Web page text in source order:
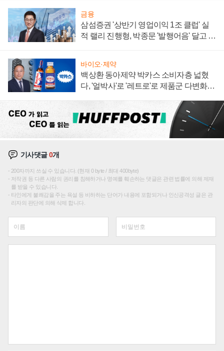
금융
삼섬증권 '상반기 영업이익 1조 클럽' 실
적 랠리 진행형, 박종문 '발행어음' 달고 연
바이오·제약
백상환 동아제약 박카스 소비자층 넓혔
다, '얼박사'로 '레트로'로 제품군 다변화
기사댓글0개
200자까지 쓰실 수 있습니다. (현재 0 byte / 최대 400byte)
저작권 등 다른 사람의 권리를 침해하거나 명예를 훼손하는 댓글은 관련 법률에 의해 제재
를 받을 수 있습니다.
타인에게 불쾌감을 주는 욕설 등 비하하는 단어가 내용에 포함되거나 인신공격성 글은 관
리자의 판단에 의해 삭제 합니다.